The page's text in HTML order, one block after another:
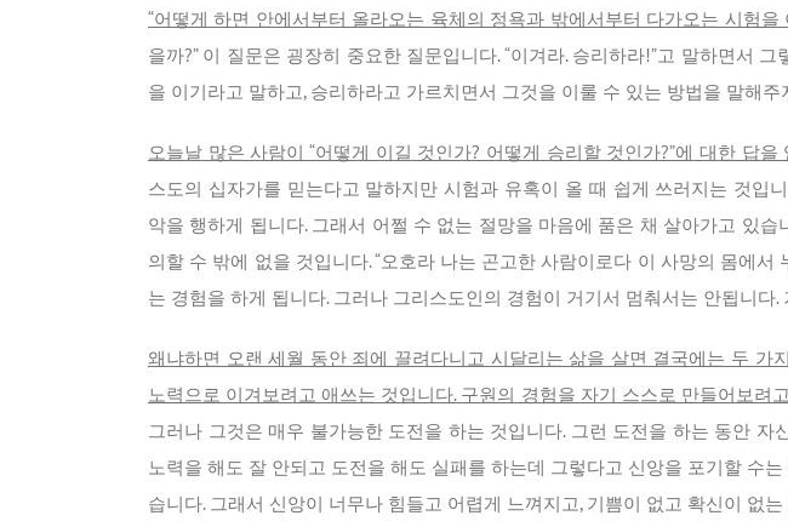
“어떻게 하면 안에서부터 올라오는 육체의 정욕과 밖에서부터 다가오는 시험을
을까?” 이 질문은 굉장히 중요한 질문입니다. “이겨라. 승리하라!”고 말하면서
을 이기라고 말하고, 승리하라고 가르치면서 그것을 이룰 수 있는 방법을 말해
오늘날 많은 사람이 “어떻게 이길 것인가? 어떻게 승리할 것인가?”에 대한 답
스도의 십자가를 믿는다고 말하지만 시험과 유혹이 올 때 쉽게 쓰러지는 것입
악을 행하게 됩니다. 그래서 어쩔 수 없는 절망을 마음에 품은 채 살아가고 있
의할 수 밖에 없을 것입니다. “오호라 나는 곤고한 사람이로다 이 사망의 몸에
는 경험을 하게 됩니다. 그러나 그리스도인의 경험이 거기서 멈춰서는 안됩니다
왜냐하면 오랜 세월 동안 죄에 끌려다니고 시달리는 삶을 살면 결국에는 두
노력으로 이겨보려고 애쓰는 것입니다. 구원의 경험을 자기 스스로 만들어보
그러나 그것은 매우 불가능한 도전을 하는 것입니다. 그런 도전을 하는 동안
노력을 해도 잘 안되고 도전을 해도 실패를 하는데 그렇다고 신앙을 포기할 수
습니다. 그래서 신앙이 너무나 힘들고 어렵게 느껴지고, 기쁨이 없고 확신이 없